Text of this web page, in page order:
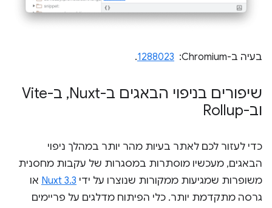
בעיה ב-Chromium: ‏ 1288023
.
שיפורים בניפוי הבאגים ב-Nuxt ,
ב-Vite
וב-Rollup
כדי לעזור לכם לאתר בעיות מהר יותר במהלך ניפוי
הבאגים, מעכשיו מוסתרות במסגרות של עקבות מחסנית
משופרות שמגיעות ממקורות שנוצרו על ידי Nuxt 3.3 או
גרסה מתקדמת יותר. כלי הפיתוח מדלגים על פריימים